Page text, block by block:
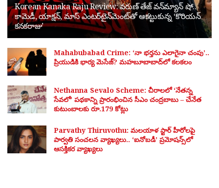
Korean Kanaka Raju Review: వరుణ్ తేజ్ వన్‌మ్యాన్ షో..
కామెడీ, యాక్షన్, మాస్ ఎంటర్‌టైన్‌మెంట్‌తో ఆకట్టుకున్న ‘కొరియన్
కనకరాజు’
Mahabubabad Crime: ‘నా భర్తను ఎలాగైనా చంపు’..
ప్రియుడికి భార్య మెసేజ్? మహబూబాబాద్‌లో కలకలం
Nethanna Sevalo Scheme: చీరాలలో ‘నేతన్న
సేవలో’ పథకాన్ని ప్రారంభించిన సీఎం చంద్రబాబు – చేనేత
కుటుంబాలకు రూ.179 కోట్లు
Parvathy Thiruvothu: మలయాళ స్టార్ హీరోలపై
పార్వతి సంచలన వ్యాఖ్యలు.. ‘ఐనోబడీ’ ప్రమోషన్స్‌లో
ఆసక్తికర వ్యాఖ్యలు